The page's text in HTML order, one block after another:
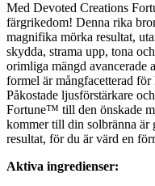
Med Devoted Creations
färgrikedom! Denna rika
magnifika mörka resultat,
skydda, strama upp, tona
orimliga mängd avancerade
formel är mångfacetterad
Påkostade ljusförstärkare
Fortune™ till den önskade
kommer till din solbränna är
resultat, för du är värd en
Aktiva ingredienser: